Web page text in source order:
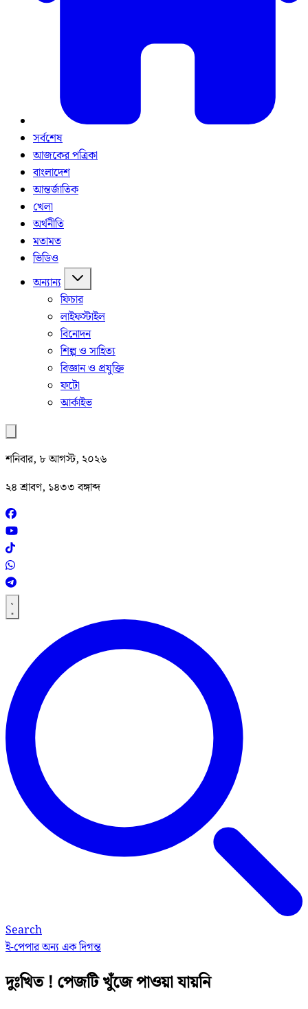
সর্বশেষ
আজকের পত্রিকা
বাংলাদেশ
আন্তর্জাতিক
খেলা
অর্থনীতি
মতামত
ভিডিও
অন্যান্য
ফিচার
লাইফস্টাইল
বিনোদন
শিল্প ও সাহিত্য
বিজ্ঞান ও প্রযুক্তি
ফটো
আর্কাইভ
শনিবার, ৮ আগস্ট, ২০২৬
২৪ শ্রাবণ, ১৪৩৩ বঙ্গাব্দ
Search
ই-পেপারঅন্য এক দিগন্ত
দুঃখিত ! পেজটি খুঁজে পাওয়া যায়নি